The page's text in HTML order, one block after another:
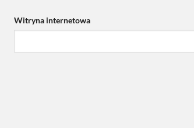
Witryna internetowa